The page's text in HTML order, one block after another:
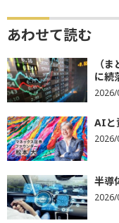
あわせて読む
（
に続
AIと
半導